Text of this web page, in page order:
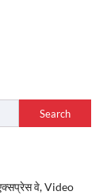
Search
वे, Video